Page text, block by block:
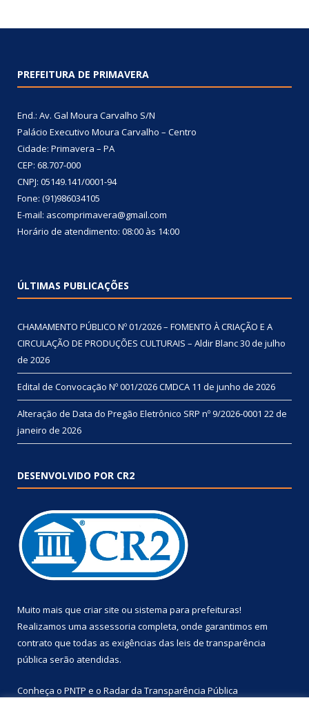
PREFEITURA DE PRIMAVERA
End.: Av. Gal Moura Carvalho S/N
Palácio Executivo Moura Carvalho – Centro
Cidade: Primavera – PA
CEP: 68.707-000
CNPJ: 05149.141/0001-94
Fone: (91)986034105
E-mail: ascomprimavera@gmail.com
Horário de atendimento: 08:00 às 14:00
ÚLTIMAS PUBLICAÇÕES
CHAMAMENTO PÚBLICO Nº 01/2026 – FOMENTO À CRIAÇÃO E A
CIRCULAÇÃO DE PRODUÇÕES CULTURAIS – Aldir Blanc30 de julho
de 2026
Edital de Convocação Nº 001/2026 CMDCA 11 de junho de 2026
Alteração de Data do Pregão Eletrônico SRP nº 9/2026-0001 22 de
janeiro de 2026
DESENVOLVIDO POR CR2
Muito mais que criar site ou sistema para prefeituras!
Realizamos uma assessoria completa, onde garantimos em
contrato que todas as exigências das leis de transparência
pública serão atendidas.
Conheça o PNTP e o Radar da Transparência Pública